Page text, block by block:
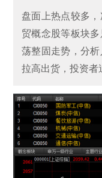
盘面上热点较多
贸概念股等板块
荡整固走势，分
拉高出货，投资者